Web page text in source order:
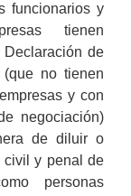
funcionarios y
tienen
de
no tienen
y con
negociación)
de diluir o
civil y penal de
personas